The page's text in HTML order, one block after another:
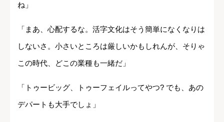
ね」
「まあ、心配するな。活字文化はそう簡単になくなりは
しないさ。小さいところは厳しいかもしれんが、そりゃ
この時代、どこの業種も一緒だ」
「トゥービッグ、トゥーフェイルってやつ? でも、あの
デパートも大手でしょ」